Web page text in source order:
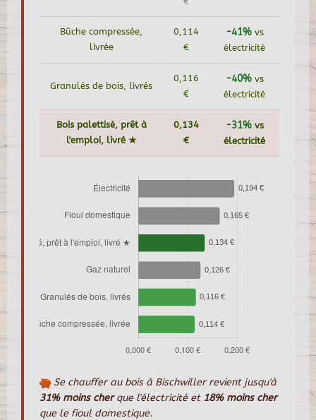
Bûche compressée,
livrée
0,114
€
-41%vs
électricité
Granulés de bois, livrés
0,116
€
-40%vs
électricité
Bois palettisé, prêt à
l'emploi, livré ★
0,134
€
-31%vs
électricité
Se chauffer au bois à Bischwiller revient jusqu'à
31% moins cherque l'électricité et 18% moins cher
que le fioul domestique.